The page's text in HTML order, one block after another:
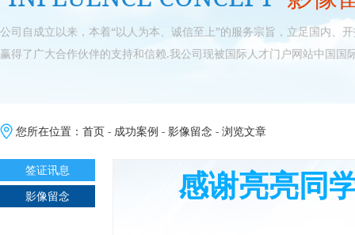
公司自成立以来，本着“以人为本、诚信至上”的服务宗旨，立足国内、
赢得了广大合作伙伴的支持和信赖.我公司现被国际人才门户网站中国国
您所在位置： 首页 - 成功案例 - 影像留念 - 浏览文章
签证讯息
影像留念
感谢亮亮同